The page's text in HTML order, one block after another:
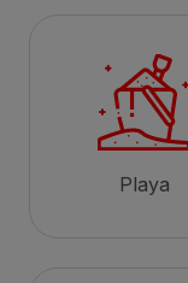
Playa